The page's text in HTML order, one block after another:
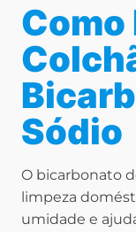
Como
Sódio
O bicarbonato
limpeza
umidade e